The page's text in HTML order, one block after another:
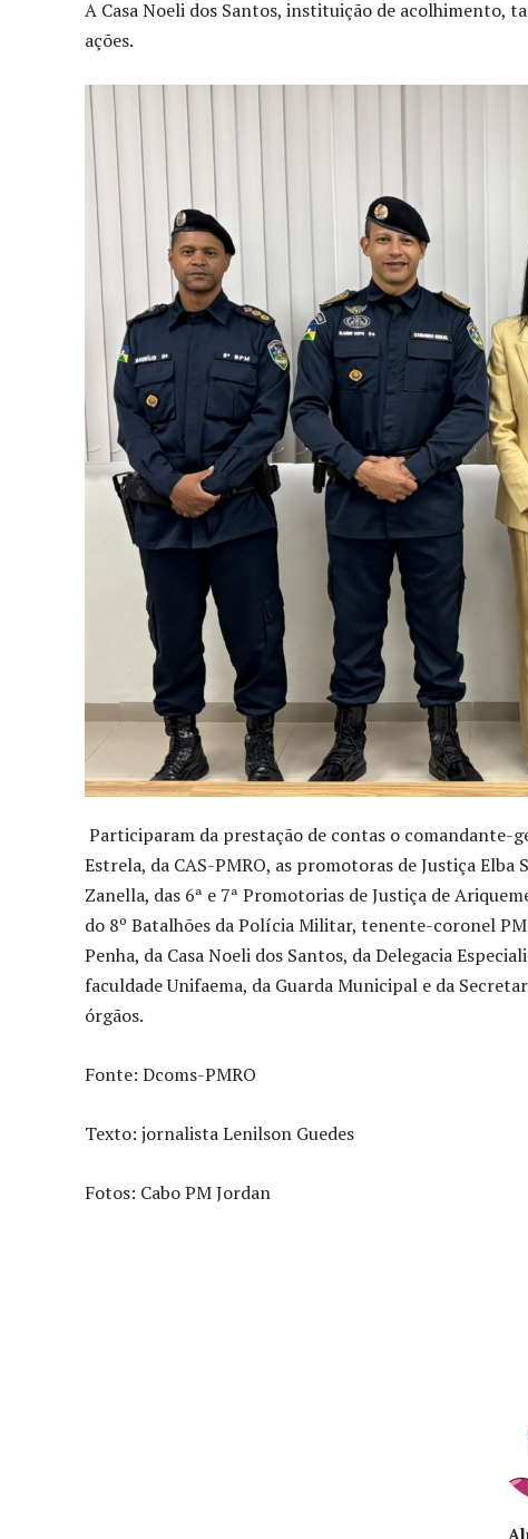
A Casa Noeli dos Santos, instituição de acolhimento,
ações.
Participaram da prestação de contas o
Estrela, da CAS-PMRO, as promotoras de Justiça
Zanella, das 6ª e 7ª Promotorias de Justiça de
do 8º Batalhões da Polícia Militar, tenente-coronel
Penha, da Casa Noeli dos Santos, da Delegacia
faculdade Unifaema, da Guarda Municipal e da
órgãos.
Fonte: Dcoms-PMRO
Texto: jornalista Lenilson Guedes
Fotos: Cabo PM Jordan